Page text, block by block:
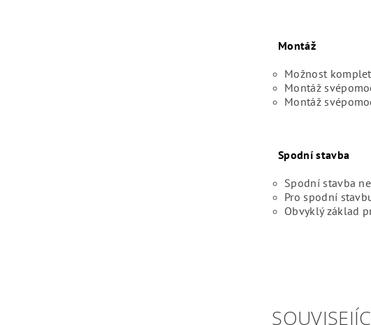
Montáž
Možnost
Montáž
Montáž
Spodní stavba
Spodní stavba
Pro spodní
Obvyklý základ